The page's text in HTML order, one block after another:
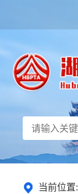
当前位置: